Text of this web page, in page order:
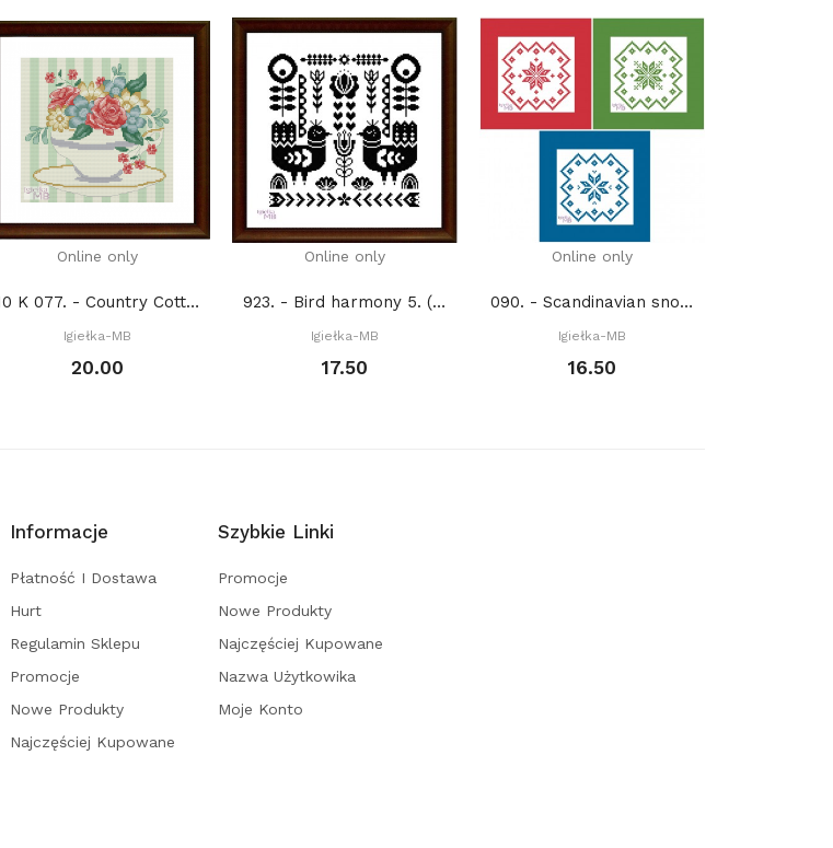
Online only
10 K 077. - Country Cottage Rose IV (PDF)
Igiełka-MB
20.00
Online only
923. - Bird harmony 5. (PDF)
Igiełka-MB
17.50
Online only
090. - Scandinavian snowflakes (PDF)
Igiełka-MB
16.50
Informacje
Płatność I Dostawa
Hurt
Regulamin Sklepu
Promocje
Nowe Produkty
Najczęściej Kupowane
Szybkie Linki
Promocje
Nowe Produkty
Najczęściej Kupowane
Nazwa Użytkowika
Moje Konto